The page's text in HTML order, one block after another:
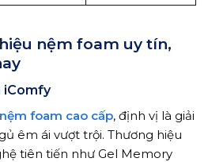
nệm foam uy tín,
iComfy
nệm foam cao cấp, định vị là giải
êm ái vượt trội. Thương hiệu
tiên tiến như Gel Memory